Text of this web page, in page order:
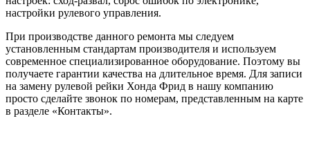
настройки рулевого управления.
При производстве данного ремонта мы следуем
установленным стандартам производителя и используем
современное специализированное оборудование. Поэтому вы
получаете гарантии качества на длительное время. Для записи
на замену рулевой рейки Хонда Фрид в нашу компанию
просто сделайте звонок по номерам, представленным на карте
в разделе «Контакты».